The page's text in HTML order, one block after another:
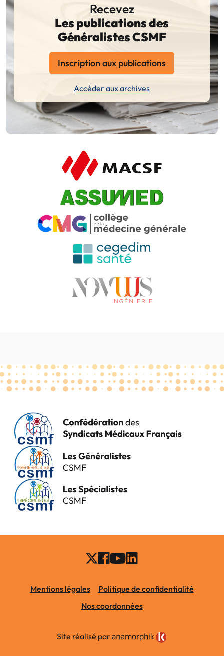
Recevez
Les publications des
Généralistes CSMF
Inscription aux publications
Accéder aux archives
Mentions légales
Politique de confidentialité
Nos coordonnées
Site réalisé par